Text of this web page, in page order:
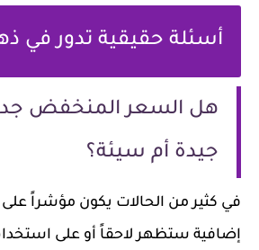
أسئلة حقيقية تدور في
هل السعر المنخفض
جيدة أم سيئة؟
في كثير من الحالات يكون مؤشراً
إضافية ستظهر لاحقاً أو على